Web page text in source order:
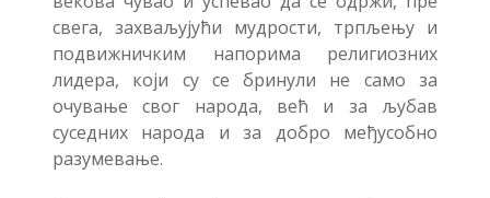
свега, захваљујући мудрости, трпљењу и
подвижничким напорима религиозних
лидера, који су се бринули не само за
очување свог народа, већ и за љубав
суседних народа и за добро међусобно
разумевање.